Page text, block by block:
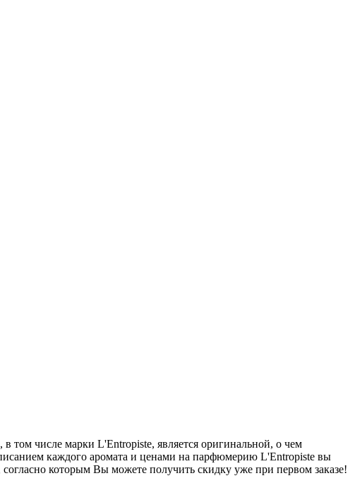
том числе марки L'Entropiste, является оригинальной, о чем
каждого аромата и ценами на парфюмерию L'Entropiste вы
согласно которым Вы можете получить скидку уже при первом заказе!